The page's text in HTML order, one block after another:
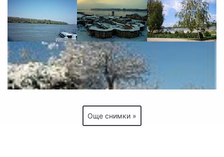
Още снимки »